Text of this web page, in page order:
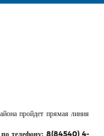
пройдет прямая линия
телефону: 8(84540) 4-